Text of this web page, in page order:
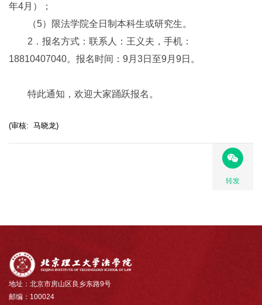
年4月）；
（5）限法学院全日制本科生或研究生。
2．报名方式：联系人：王义夫，手机：
18810407040。报名时间：9月3日至9月9日。
特此通知，欢迎大家踊跃报名。
(审核: 马晓龙)
转发
地址：北京市房山区良乡东路9号
邮编：100024